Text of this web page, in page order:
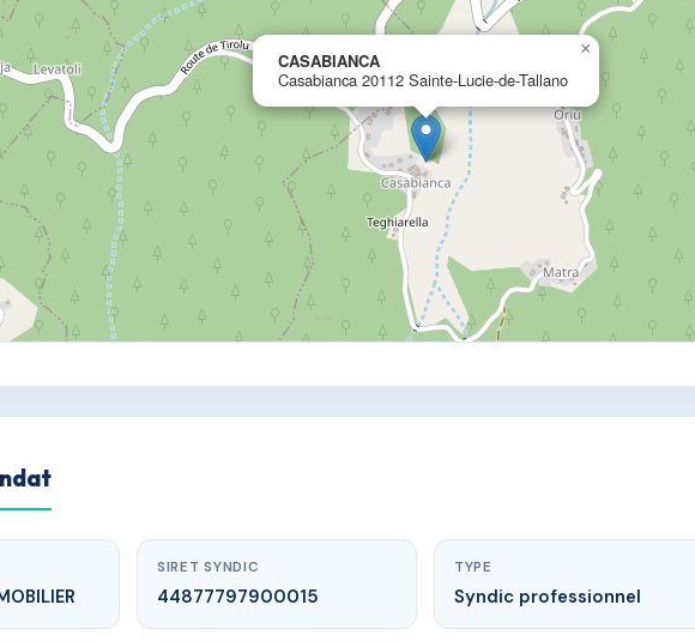
www.vme.plus/AJ2811396
CASABIANCA
Casabianca 20112 Sainte-Lucie-de-Tallano
CASABIANCA
Casabianca 20112 Sainte-Lucie-de-Tallano
×
SIRET SYNDIC
44877797900015
TYPE
Syndic professionnel